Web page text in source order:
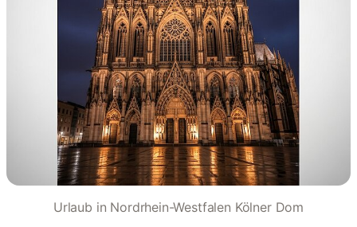
Urlaub in Nordrhein-Westfalen Kölner Dom